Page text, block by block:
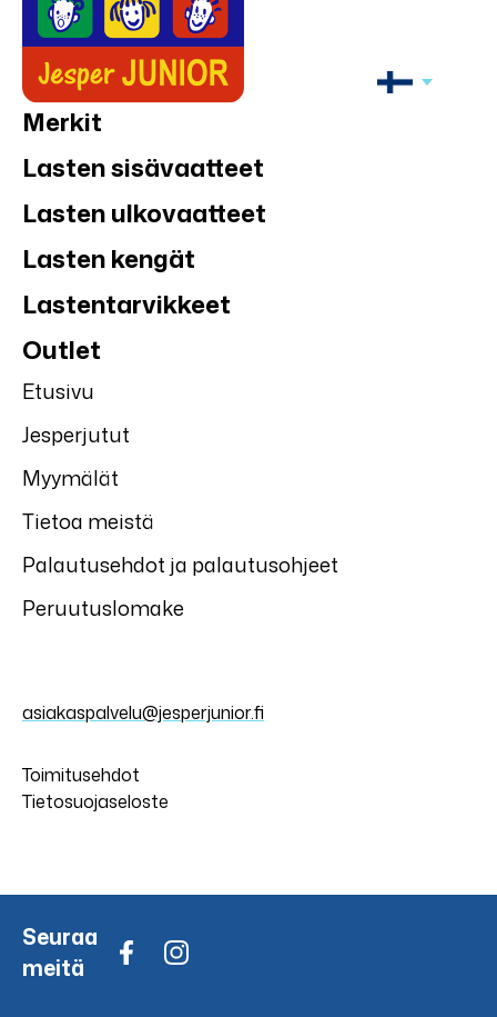
Merkit
Lasten sisävaatteet
Lasten ulkovaatteet
Lasten kengät
Lastentarvikkeet
Outlet
Etusivu
Jesperjutut
Myymälät
Tietoa meistä
Palautusehdot ja palautusohjeet
Peruutuslomake
asiakaspalvelu@jesperjunior.fi
Toimitusehdot
Tietosuojaseloste
Seuraa
meitä